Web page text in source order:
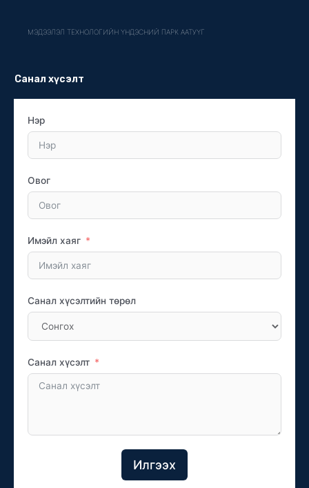
МЭДЭЭЛЭЛ ТЕХНОЛОГИЙН ҮНДЭСНИЙ ПАРК ААТУҮГ
Санал хүсэлт
Нэр
Овог
Имэйл хаяг
Санал хүсэлтийн төрөл
Санал хүсэлт
Илгээх